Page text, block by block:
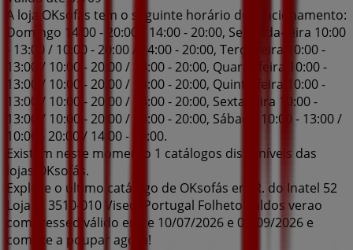
A loja OKsofás tem o seguinte horário de funcionamento:
Domingo 14:00 - 20:00 / 14:00 - 20:00, Segunda-feira 10:00
- 13:00 / 10:00 - 20:00 / 14:00 - 20:00, Terça-feira 10:00 -
13:00 / 10:00 - 20:00 / 14:00 - 20:00, Quarta-feira 10:00 -
13:00 / 10:00 - 20:00 / 14:00 - 20:00, Quinta-feira 10:00 -
13:00 / 10:00 - 20:00 / 14:00 - 20:00, Sexta-feira 10:00 -
13:00 / 10:00 - 20:00 / 14:00 - 20:00, Sábado 10:00 - 13:00 /
10:00 - 20:00 / 14:00 - 20:00.
Existem neste momento 1 catálogos disponíveis das
lojas OKsofás.
Explore o último catálogo de OKsofás em R. do Inatel 52
Loja A, 3510-010 Viseu, Portugal Folheto Saldos verao
compressed válido entre 10/07/2026 e 09/09/2026 e
comece a poupar agora!